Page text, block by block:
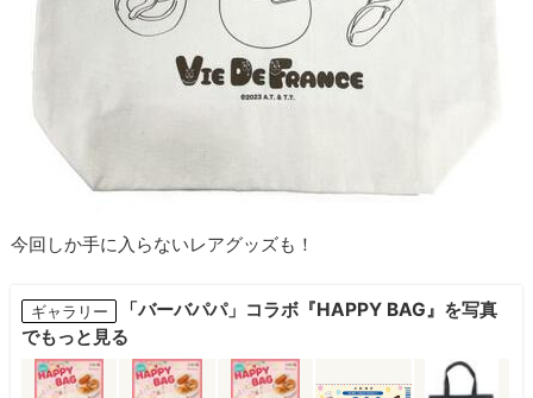
今回しか手に入らないレアグッズも！
ギャラリー
「バーバパパ」コラボ『HAPPY BAG』を写真
でもっと見る